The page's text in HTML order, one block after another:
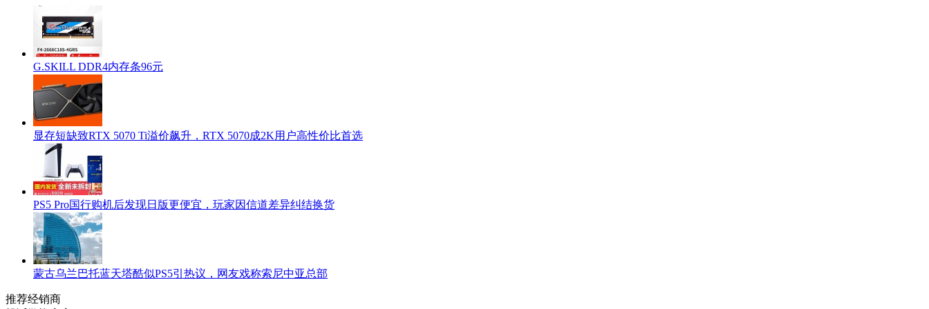
G.SKILL DDR4内存条96元
显存短缺致RTX 5070 Ti溢价飙升，RTX 5070成2K用户高性价比首选
PS5 Pro国行购机后发现日版更便宜，玩家因信道差异纠结换货
蒙古乌兰巴托蓝天塔酷似PS5引热议，网友戏称索尼中亚总部
推荐经销商